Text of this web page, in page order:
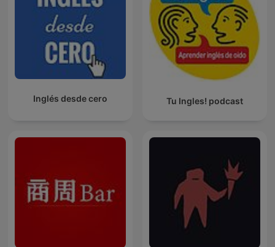
Inglés desde cero Tu Ingles! podcast